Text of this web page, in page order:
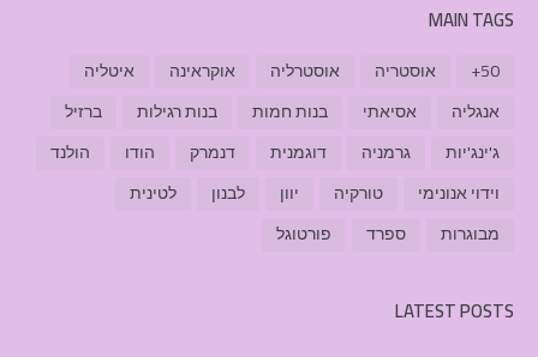
MAIN TAGS
50+ אוסטריה אוסטרליה אוקראינה
איטליה
אנגליה
אסיאתי בנות חמות בנות רגילות
ברזיל
ג'ינג'יות
גרמניה דוגמנית דנמרק הודו
הולנד
וידוי אנונימי
טורקיה יוון לבנון
לטינית
מבוגרות
ספרד פורטוגל
LATEST POSTS